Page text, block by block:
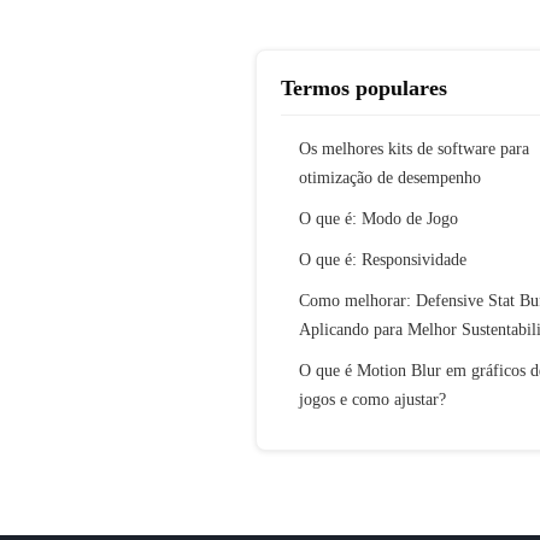
Termos populares
Os melhores kits de software para
otimização de desempenho
O que é: Modo de Jogo
O que é: Responsividade
Como melhorar: Defensive Stat
Aplicando para Melhor
O que é Motion Blur em gráficos
jogos e como ajustar?